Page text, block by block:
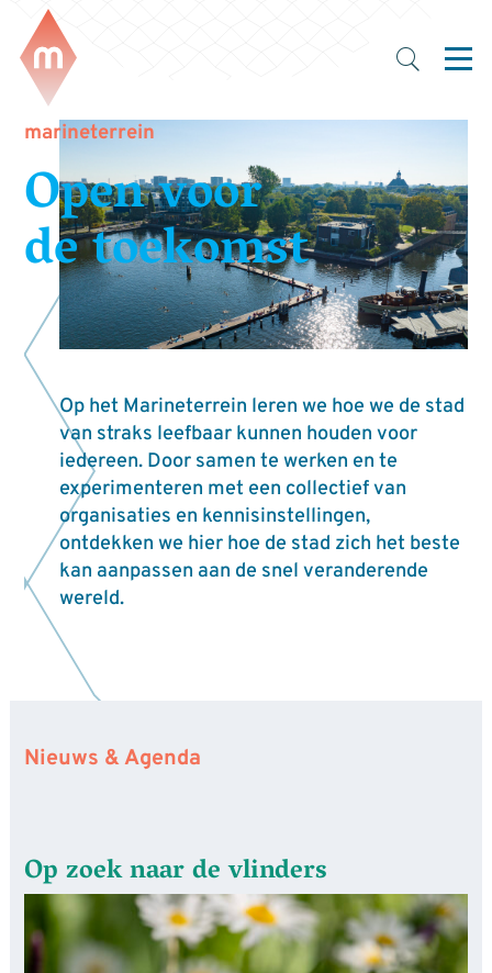
marineterrein
Open voor
de toekomst
Op het Marineterrein leren we hoe we de stad
van straks leefbaar kunnen houden voor
iedereen. Door samen te werken en te
experimenteren met een collectief van
organisaties en kennisinstellingen,
ontdekken we hier hoe de stad zich het beste
kan aanpassen aan de snel veranderende
wereld.
Nieuws & Agenda
Op zoek naar de vlinders